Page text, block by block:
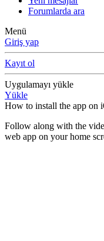
Forumlarda ara
Menü
Giriş yap
Kayıt ol
Uygulamayı yükle
Yükle
How to install the app on
Follow along with the
web app on your home